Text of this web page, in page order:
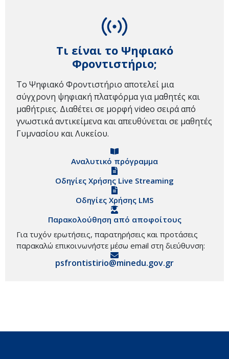
Τι είναι το Ψηφιακό
Φροντιστήριο;
Το Ψηφιακό Φροντιστήριο αποτελεί μια
σύγχρονη ψηφιακή πλατφόρμα για μαθητές και
μαθήτριες. Διαθέτει σε μορφή video σειρά από
γνωστικά αντικείμενα και απευθύνεται σε μαθητές
Γυμνασίου και Λυκείου.
Αναλυτικό πρόγραμμα
Οδηγίες Χρήσης Live Streaming
Οδηγίες Χρήσης LMS
Παρακολούθηση από αποφοίτους
Για τυχόν ερωτήσεις, παρατηρήσεις και προτάσεις
παρακαλώ επικοινωνήστε μέσω email στη διεύθυνση:
psfrontistirio@minedu.gov.gr